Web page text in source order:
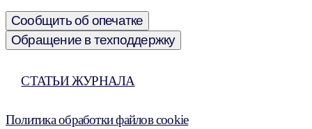
Сообщить об опечатке
Обращение в техподдержку
СТАТЬИ ЖУРНАЛА
Политика обработки файлов cookie